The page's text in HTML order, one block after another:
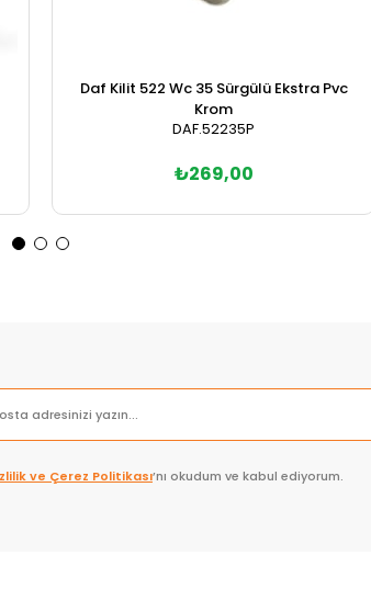
Daf Kilit 522 Wc 35 Sürgülü Ekstra Pvc
Krom
DAF.52235P
₺269,00
ve Çerez Politikası’nı okudum ve kabul ediyorum.